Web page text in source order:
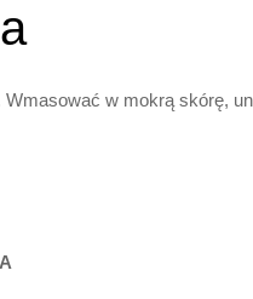
w mokrą skórę,